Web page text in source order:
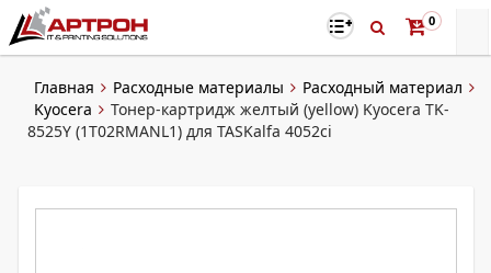
0
Главная Расходные материалы
Расходный материал
Kyocera
Тонер-картридж желтый (yellow) Kyocera TK-
8525Y (1T02RMANL1) для TASKalfa 4052ci